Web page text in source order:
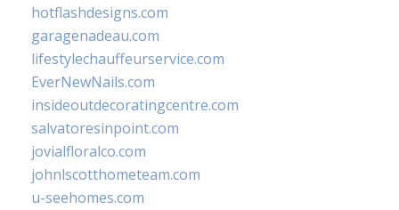
hotflashdesigns.com
garagenadeau.com
lifestylechauffeurservice.com
EverNewNails.com
insideoutdecoratingcentre.com
salvatoresinpoint.com
jovialfloralco.com
johnlscotthometeam.com
u-seehomes.com